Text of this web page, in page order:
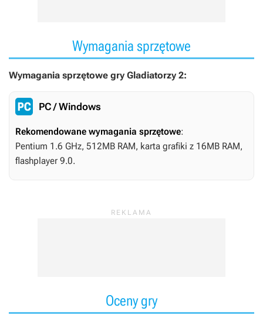
Wymagania sprzętowe
Wymagania sprzętowe gry Gladiatorzy 2:
PC / Windows
Rekomendowane wymagania sprzętowe:
Pentium 1.6 GHz, 512MB RAM, karta grafiki z 16MB RAM,
flashplayer 9.0.
Oceny gry